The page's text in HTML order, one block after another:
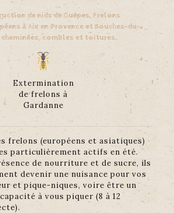
de nids de Guêpes, Frelons
à Aix en Provence et Bouches-du-
cheminées, combles et toitures.
Extermination
de frelons à
Gardanne
frelons (européens et asiatiques)
particulièrement actifs en été.
de nourriture et de sucre, ils
devenir une nuisance pour vos
et pique-niques, voire être un
à vous piquer (8 à 12